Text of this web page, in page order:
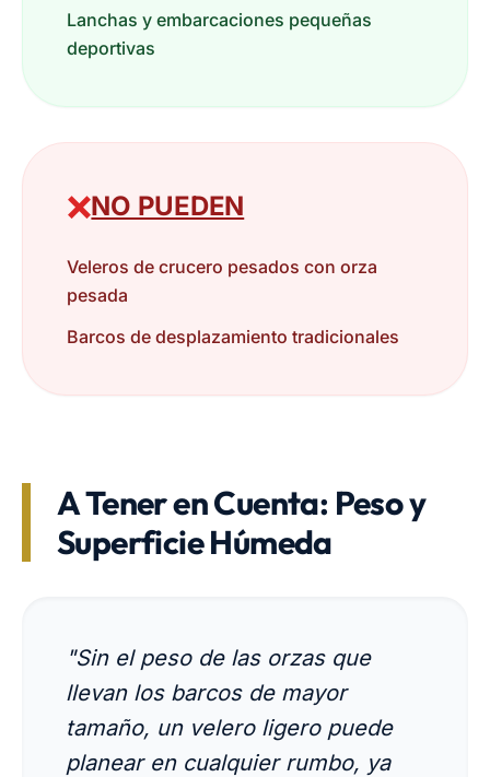
Lanchas y embarcaciones pequeñas
deportivas
❌NO PUEDEN
Veleros de crucero pesados con orza
pesada
Barcos de desplazamiento tradicionales
A Tener en Cuenta: Peso y
Superficie Húmeda
"Sin el peso de las orzas que
llevan los barcos de mayor
tamaño, un velero ligero puede
planear en cualquier rumbo, ya